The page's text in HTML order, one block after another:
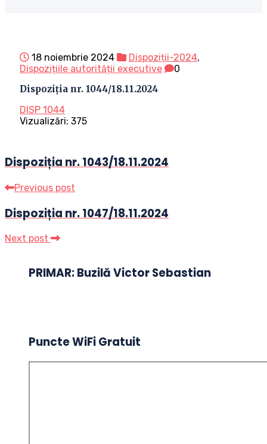
18 noiembrie 2024 Dispoziții-2024,
Dispozițiile autorității executive
0
Dispoziția nr. 1044/18.11.2024
DISP 1044
Vizualizări: 375
Dispoziția nr. 1043/18.11.2024
Previous post
Dispoziția nr. 1047/18.11.2024
Next post
PRIMAR: Buzilă Victor Sebastian
Puncte WiFi Gratuit